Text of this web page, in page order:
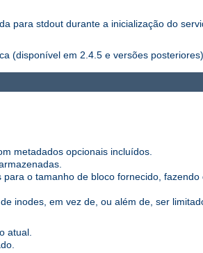
para stdout durante a inicialização do
(disponível em 2.4.5 e versões
metadados opcionais incluídos.
o tamanho de bloco fornecido,
inodes, em vez de, ou além de, ser
atual.